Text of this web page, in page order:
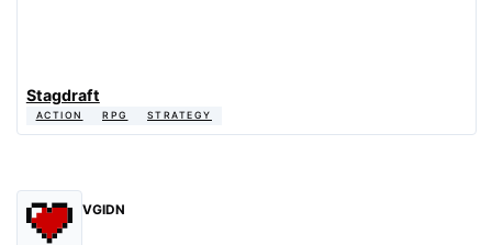
Stagdraft
ACTION RPG STRATEGY
VGIDN